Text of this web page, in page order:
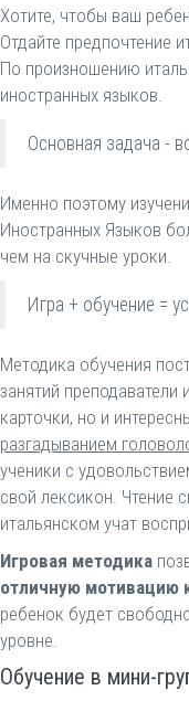
Хотите, чтобы ваш
Отдайте предпочтение
По произношению
иностранных языков.
Основная задача -
Именно поэтому
Иностранных Языков
чем на скучные уроки.
Игра + обучение =
Методика обучения
занятий
карточки, но и
разгадыванием
ученики с
свой лексикон. Чтение
итальянском учат
Игровая методика
отличную мотивацию
ребенок будет
уровне.
Обучение в мини-